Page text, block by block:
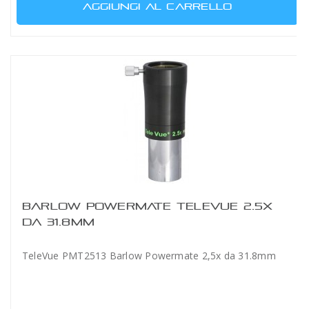
AGGIUNGI AL CARRELLO
BARLOW POWERMATE TELEVUE 2.5X
DA 31.8MM
TeleVue PMT2513 Barlow Powermate 2,5x da 31.8mm